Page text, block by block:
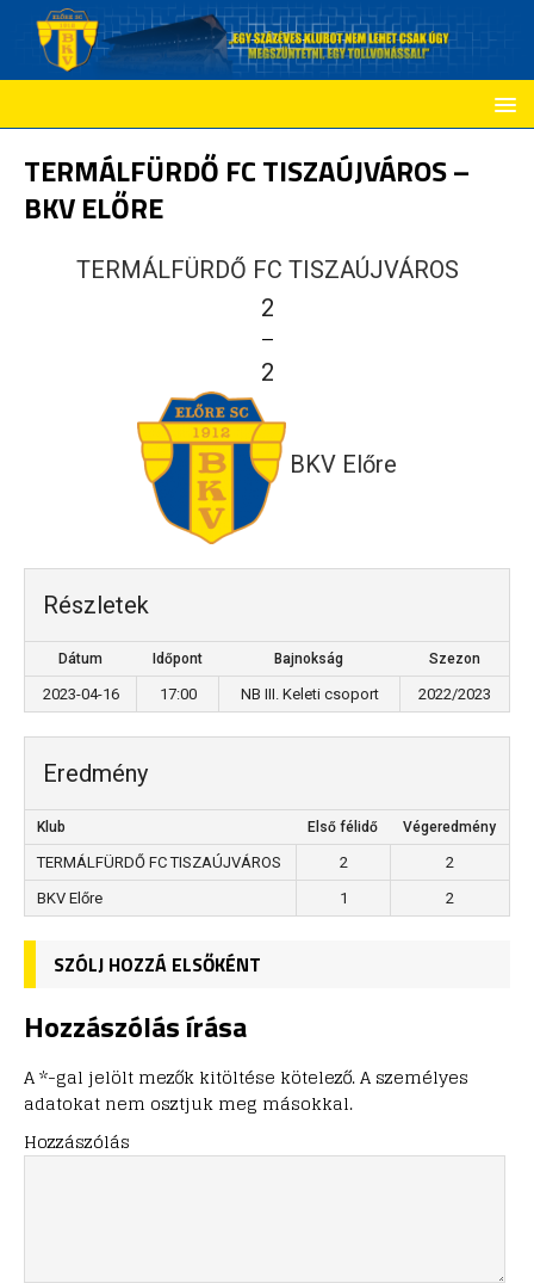
TERMÁLFÜRDŐ FC TISZAÚJVÁROS –
BKV ELŐRE
TERMÁLFÜRDŐ FC TISZAÚJVÁROS
2
—
2
BKV Előre
Részletek
Dátum Időpont Bajnokság Szezon
2023-04-16 17:00 NB III. Keleti csoport 2022/2023
Eredmény
Klub Első félidő Végeredmény
TERMÁLFÜRDŐ FC TISZAÚJVÁROS 2
2
BKV Előre
1 2
SZÓLJ HOZZÁ ELSŐKÉNT
Hozzászólás írása
A *-gal jelölt mezők kitöltése kötelező. A személyes
adatokat nem osztjuk meg másokkal.
Hozzászólás